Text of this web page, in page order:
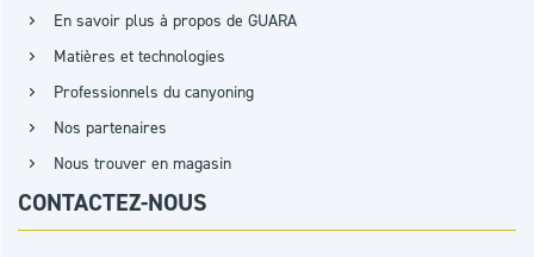
En savoir plus à propos de GUARA
Matières et technologies
Professionnels du canyoning
Nos partenaires
Nous trouver en magasin
CONTACTEZ-NOUS